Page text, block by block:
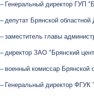
– Генеральный директор ГУП
– депутат Брянской
– заместитель главы
– директор ЗАО "Брянский
– военный комиссар Брянской
– Генеральный директор ФГУК